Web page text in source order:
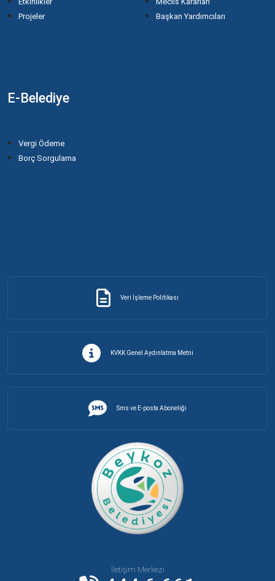
Projeler
Başkan Yardımcıları
E-Belediye
Vergi Ödeme
Borç Sorgulama
Veri İşleme Politikası
KVKK Genel Aydınlatma Metni
Sms ve E-posta Aboneliği
İletişim Merkezi